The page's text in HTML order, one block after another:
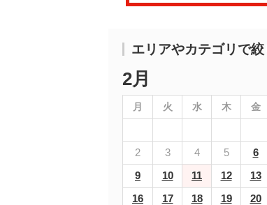
エリアやカテゴリで
2月
月 火 水 木 金
2
3 4 5 6
9
10 11 12 13
16
17 18 19 20